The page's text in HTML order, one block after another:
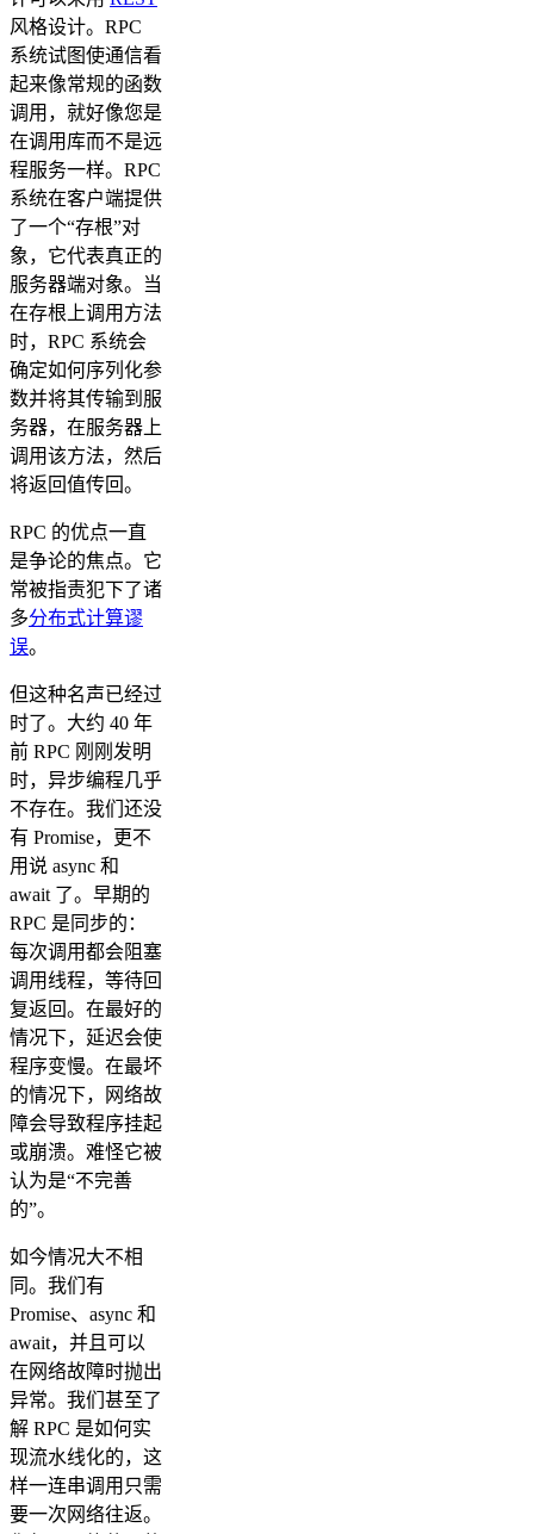
风格设计。RPC
系统试图使通信看
起来像常规的函数
调用，就好像您是
在调用库而不是远
程服务一样。RPC
系统在客户端提供
了一个“存根”对
象，它代表真正的
服务器端对象。当
在存根上调用方法
时，RPC 系统会
确定如何序列化参
数并将其传输到服
务器，在服务器上
调用该方法，然后
将返回值传回。
RPC 的优点一直
是争论的焦点。它
常被指责犯下了诸
多分布式计算谬
误。
但这种名声已经过
时了。大约 40 年
前 RPC 刚刚发明
时，异步编程几乎
不存在。我们还没
有 Promise，更不
用说 async 和
await 了。早期的
RPC 是同步的：
每次调用都会阻塞
调用线程，等待回
复返回。在最好的
情况下，延迟会使
程序变慢。在最坏
的情况下，网络故
障会导致程序挂起
或崩溃。难怪它被
认为是“不完善
的”。
如今情况大不相
同。我们有
Promise、async 和
await，并且可以
在网络故障时抛出
异常。我们甚至了
解 RPC 是如何实
现流水线化的，这
样一连串调用只需
要一次网络往返。